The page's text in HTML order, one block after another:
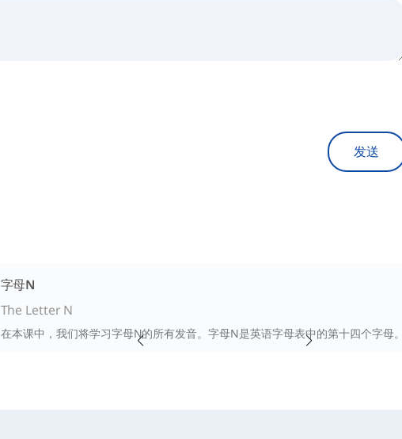
发送
字母N
The Letter N
在本课中，我们将学习字母N的所有发音。字母N是英语字母表中的第十四个字母